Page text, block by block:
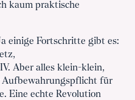
kaum praktische
einige Fortschritte gibt es:
Aber alles klein-klein,
für
Eine echte Revolution